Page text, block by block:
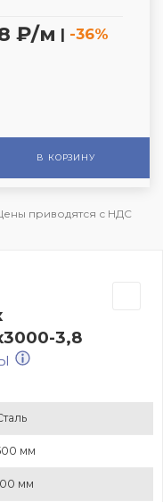
₽/м | -36%
В КОРЗИНУ
приводятся с НДС
3,8
мм
мм